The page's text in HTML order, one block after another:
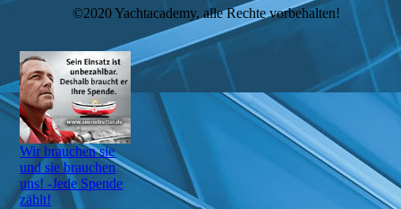
©2020 Yachtacademy, alle Rechte vorbehalten!
Wir brauchen sie
und sie brauchen
uns! -Jede Spende
zählt!